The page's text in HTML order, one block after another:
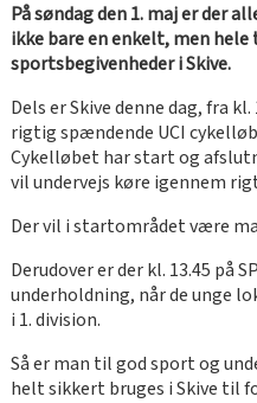
På søndag den 1. maj er der
ikke bare en enkelt, men
sportsbegivenheder i Skive.
Dels er Skive denne dag, fra
rigtig spændende UCI
Cykelløbet har start og
vil undervejs køre igennem
Der vil i startområdet være
Derudover er der kl. 13.45 på
underholdning, når de unge
i 1. division.
Så er man til god sport og
helt sikkert bruges i Skive til